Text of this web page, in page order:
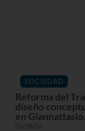
SOCIEDAD
Reforma del
diseño
en
05/08/26